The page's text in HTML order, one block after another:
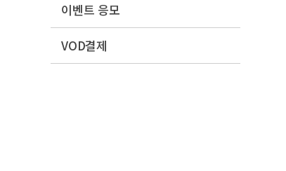
이벤트 응모
VOD결제